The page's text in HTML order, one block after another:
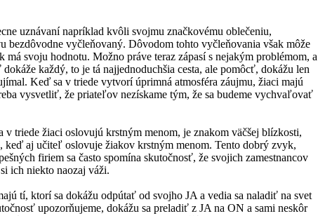
uznávaní napríklad kvôli svojmu značkovému oblečeniu,
vyčleňovaný. Dôvodom tohto vyčleňovania však môže
svoju hodnotu. Možno práve teraz zápasí s nejakým problémom, a
každý, to je tá najjednoduchšia cesta, ale pomôcť, dokážu len
Keď sa v triede vytvorí úprimná atmosféra záujmu, žiaci majú
vysvetliť, že priateľov nezískame tým, že sa budeme vychvaľovať
triede žiaci oslovujú krstným menom, je znakom väčšej blízkosti,
keď aj učiteľ oslovuje žiakov krstným menom. Tento dobrý zvyk,
firiem sa často spomína skutočnosť, že svojich zamestnancov
ich niekto naozaj váži.
tí, ktorí sa dokážu odpútať od svojho JA a vedia sa naladiť na svet
upozorňujeme, dokážu sa preladiť z JA na ON a sami neskôr